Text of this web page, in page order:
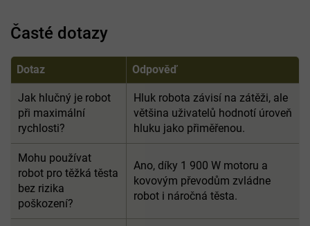
Časté dotazy
Dotaz Odpověď
Jak hlučný je robot
při maximální
rychlosti?
Hluk robota závisí na zátěži, ale
většina uživatelů hodnotí úroveň
hluku jako přiměřenou.
Mohu používat
robot pro těžká těsta
bez rizika
poškození?
Ano, díky 1 900 W motoru a
kovovým převodům zvládne
robot i náročná těsta.